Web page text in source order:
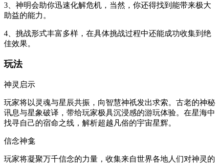
3、神明会助你迅速化解危机，当然，你还得找到能带来极大
助益的能力。
4、挑战形式丰富多样，在具体挑战过程中还能成功收集到绝
佳效果。
玩法
神灵启示
玩家将以灵魂与星辰共振，向智慧神祇发出求索。古老的神秘
讯息与星象破译，带给玩家极具沉浸感的游玩体验。在星海中
找寻自己的宿命之线，解析超越凡俗的宇宙星辉。
信念神龛
玩家将凝聚万千信念的力量，收集来自世界各地人们对神灵的